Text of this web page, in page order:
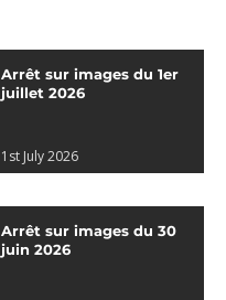
Arrêt sur images du 1er
juillet 2026
1st July 2026
Arrêt sur images du 30
juin 2026